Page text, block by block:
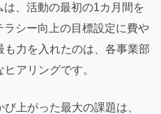
、活動の最初の1カ月間を
シー向上の目標設定に費や
も力を入れたのは、各事業部
アリングです。
上がった最大の課題は、